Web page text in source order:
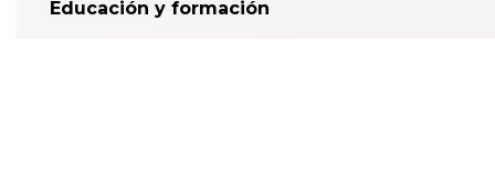
Educación y formación